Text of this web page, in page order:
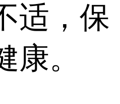
适，保
康。